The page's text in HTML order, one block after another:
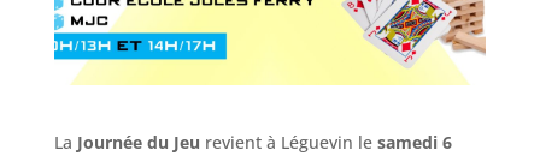
La Journée du Jeu revient à Léguevin le samedi 6